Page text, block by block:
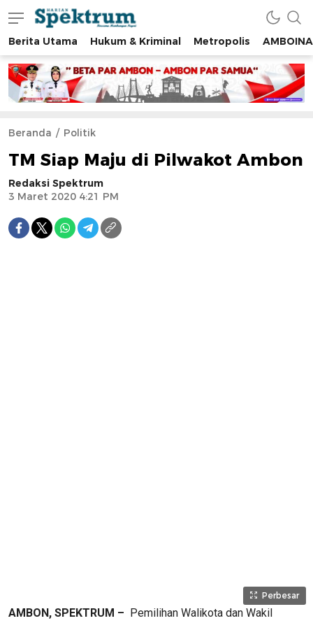
spektrumonline.com
Berita Utama Hukum & Kriminal Metropolis AMBOINA
Beranda Politik
TM Siap Maju di Pilwakot Ambon
Redaksi Spektrum
3 Maret 2020 4:21 PM
Perbesar
AMBON, SPEKTRUM – Pemilihan Walikota dan Wakil